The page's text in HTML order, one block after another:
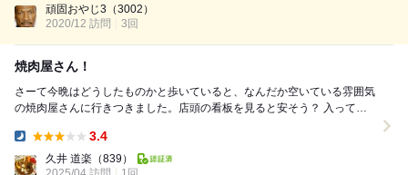
（ぶ厚いタン、ぶ厚いハラミ、ぶ厚いヒレ） ホルモン4種盛り（味噌ダ
レ） 名物肉飯か本気のカレーラ...
頑固おやじ3 （3002）
2020/12 訪問
3回
焼肉屋さん！
さーて今晩はどうしたものかと歩いていると、なんだか空いている雰囲気
の焼肉屋さんに行きつきました。店頭の看板を見ると安そう？ 入ってみ
3.4
久井 道楽 （839）